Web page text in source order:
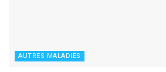
AUTRES MALADIES